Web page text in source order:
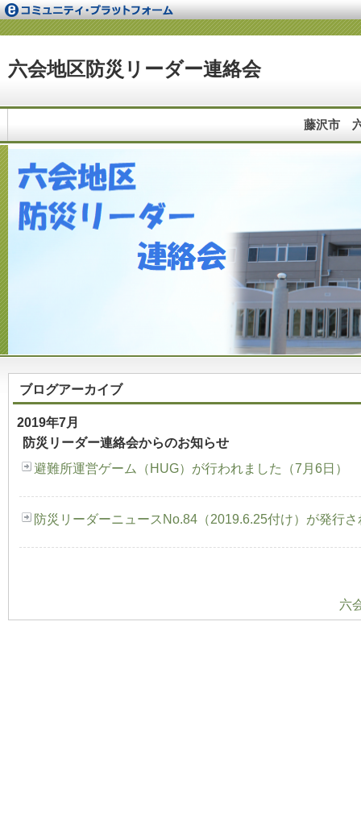
六会地区防災リーダー連絡会
藤沢市
ブログアーカイブ
2019年7月
防災リーダー連絡会からのお知らせ
避難所運営ゲーム（HUG）が行われました（7月6日）
防災リーダーニュースNo.84（2019.6.25付け）が発行
六